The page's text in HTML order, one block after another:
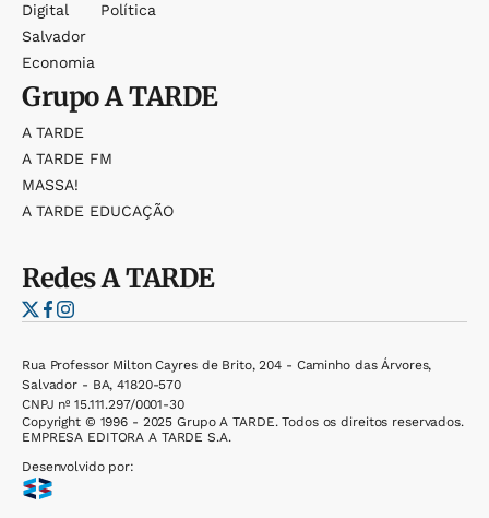
Digital
Salvador
Economia
Política
GrupoA TARDE
A TARDE
A TARDE FM
MASSA!
A TARDE EDUCAÇÃO
RedesA TARDE
Rua Professor Milton Cayres de Brito, 204 - Caminho das Árvores,
Salvador - BA, 41820-570
CNPJ nº 15.111.297/0001-30
Copyright © 1996 - 2025 Grupo A TARDE. Todos os direitos reservados.
EMPRESA EDITORA A TARDE S.A.
Desenvolvido por: